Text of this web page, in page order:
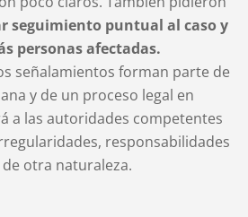
seguimiento puntual al caso y
personas afectadas.
señalamientos forman parte de
y de un proceso legal en
a las autoridades competentes
responsabilidades
otra naturaleza.